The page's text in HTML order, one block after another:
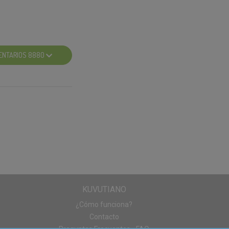
8880
KUVUTIANO
¿Cómo funciona?
Contacto